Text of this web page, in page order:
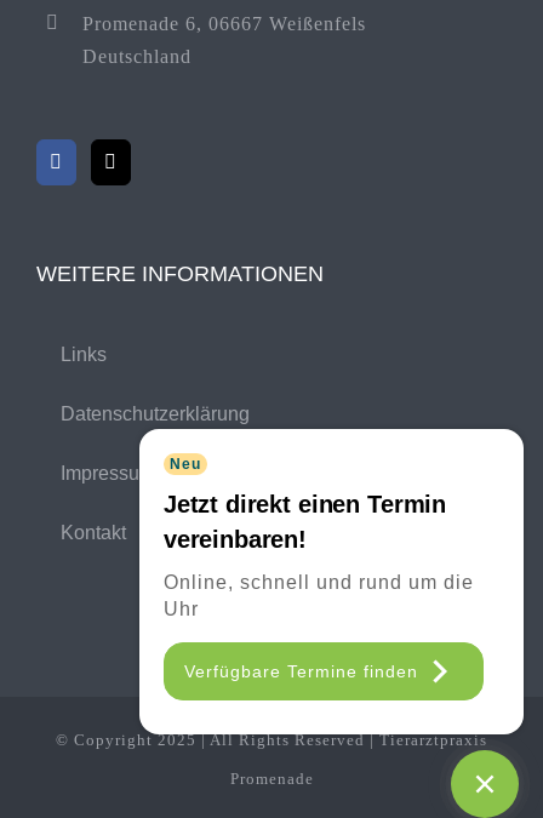
Neu
Jetzt direkt einen Termin
vereinbaren!
Online, schnell und rund um die
Uhr
Verfügbare Termine finden
Promenade 6, 06667 Weißenfels
Deutschland
WEITERE INFORMATIONEN
Links
Datenschutzerklärung
Impressum
Kontakt
© Copyright 2025 | All Rights Reserved | Tierarztpraxis
Promenade